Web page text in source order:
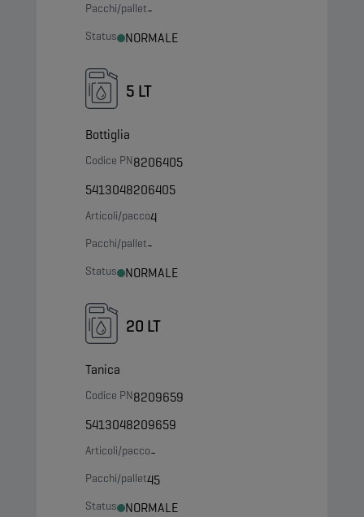
Pacchi/pallet-
Status NORMALE
5 LT
Bottiglia
Codice PN8206405
5413048206405
Articoli/pacco4
Pacchi/pallet-
Status NORMALE
20 LT
Tanica
Codice PN8209659
5413048209659
Articoli/pacco-
Pacchi/pallet45
Status NORMALE